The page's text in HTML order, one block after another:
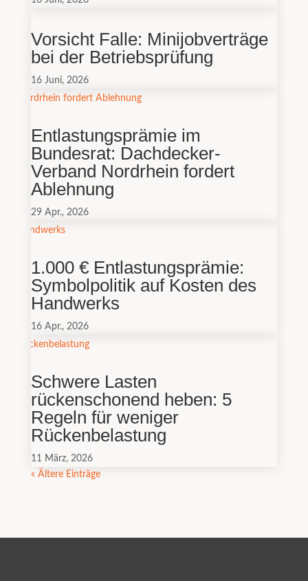
Vorsicht Falle: Minijobverträge
bei der Betriebsprüfung
16 Juni, 2026
Entlastungsprämie im
Bundesrat: Dachdecker-
Verband Nordrhein fordert
Ablehnung
29 Apr., 2026
1.000 € Entlastungsprämie:
Symbolpolitik auf Kosten des
Handwerks
16 Apr., 2026
Schwere Lasten
rückenschonend heben: 5
Regeln für weniger
Rückenbelastung
11 März, 2026
« Ältere Einträge